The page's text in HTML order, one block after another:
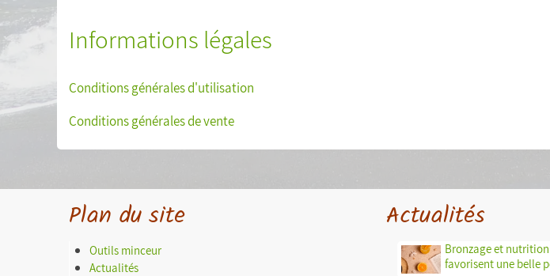
Informations légales
Conditions générales d'utilisation
Conditions générales de vente
Plan du site
Outils minceur
Actualités
Actualités
Bronzage et
favorisent une belle